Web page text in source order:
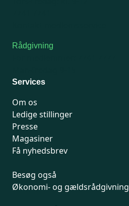
Rådgivning
Services
Om os
Ledige stillinger
Presse
Magasiner
Få nyhedsbrev
Besøg også
Økonomi- og gældsrådgivning